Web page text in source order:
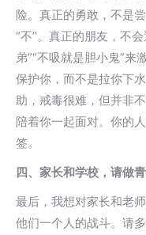
险。真正的勇敢，不是
“不”。真正的朋友，不
弟”“不吸就是胆小鬼”来
保护你，而不是拉你下
助，戒毒很难，但并非
陪着你一起面对。你的
签。
四、家长和学校，请做
最后，我想对家长和老
他们一个人的战斗。请